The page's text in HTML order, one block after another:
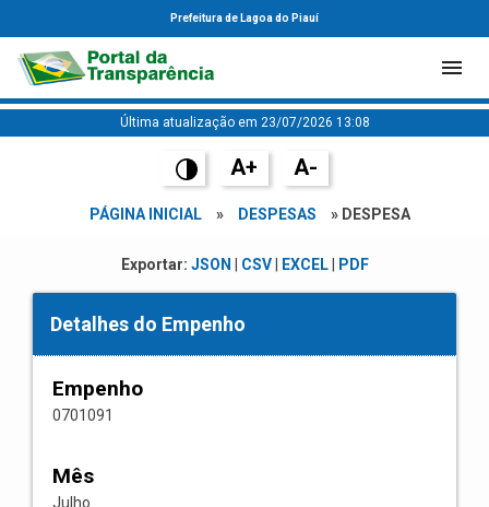
Prefeitura de Lagoa do Piauí
Última atualização em 23/07/2026 13:08
A+ A-
PÁGINA INICIAL » DESPESAS » DESPESA
Exportar: JSON CSV| EXCEL| PDF
Detalhes do Empenho
Empenho
0701091
Mês
Julho